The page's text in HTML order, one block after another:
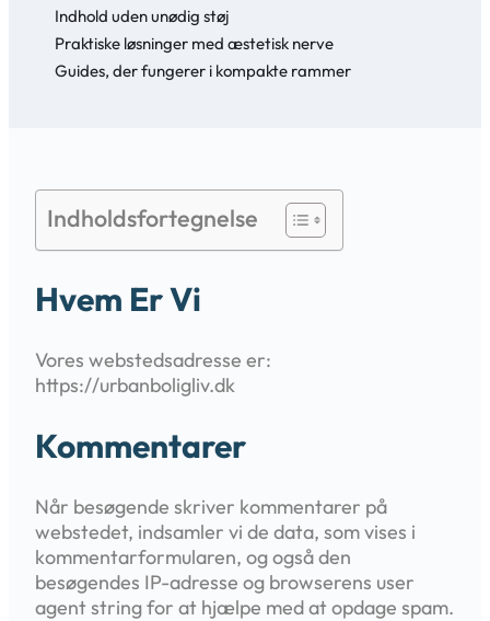
Indhold uden unødig støj
Praktiske løsninger med æstetisk nerve
Guides, der fungerer i kompakte rammer
Indholdsfortegnelse
Hvem Er Vi
Vores webstedsadresse er:
https://urbanboligliv.dk
Kommentarer
Når besøgende skriver kommentarer på
webstedet, indsamler vi de data, som vises i
kommentarformularen, og også den
besøgendes IP-adresse og browserens user
agent string for at hjælpe med at opdage spam.